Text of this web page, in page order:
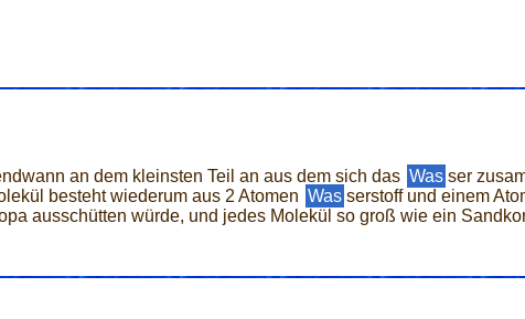
an dem kleinsten Teil an aus dem sich das Was ser
besteht wiederum aus 2 Atomen Was serstoff und einem
ausschütten würde, und jedes Molekül so groß wie ein